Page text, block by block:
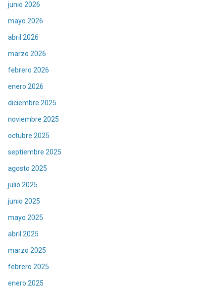
junio 2026
mayo 2026
abril 2026
marzo 2026
febrero 2026
enero 2026
diciembre 2025
noviembre 2025
octubre 2025
septiembre 2025
agosto 2025
julio 2025
junio 2025
mayo 2025
abril 2025
marzo 2025
febrero 2025
enero 2025